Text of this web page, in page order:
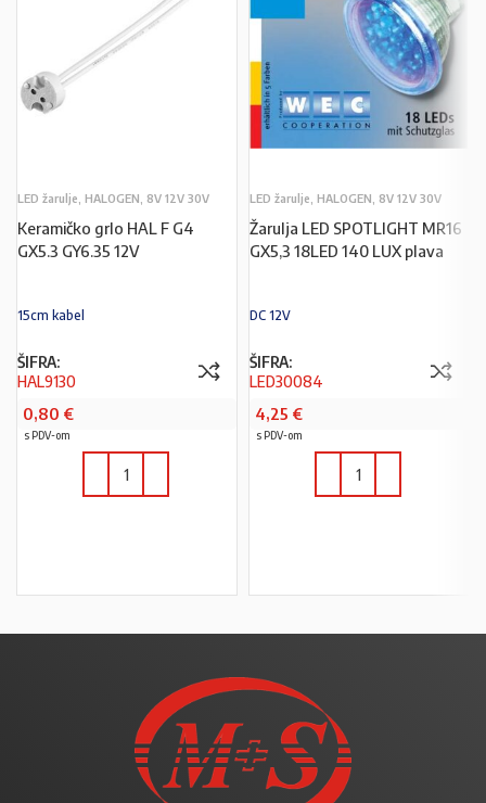
LED žarulje, HALOGEN, 8V 12V 30V
Keramičko grlo HAL F G4
GX5.3 GY6.35 12V
15cm kabel
ŠIFRA:
HAL9130
0,80 €
s PDV-om
LED žarulje, HALOGEN, 8V 12V 30V
Žarulja LED SPOTLIGHT MR16
GX5,3 18LED 140 LUX plava
DC 12V
ŠIFRA:
LED30084
4,25 €
s PDV-om